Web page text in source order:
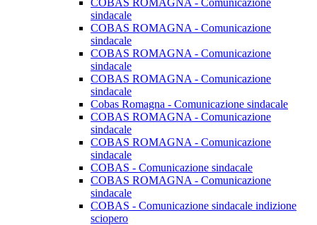
COBAS ROMAGNA - Comunicazione
sindacale
COBAS ROMAGNA - Comunicazione
sindacale
COBAS ROMAGNA - Comunicazione
sindacale
COBAS ROMAGNA - Comunicazione
sindacale
Cobas Romagna - Comunicazione sindacale
COBAS ROMAGNA - Comunicazione
sindacale
COBAS ROMAGNA - Comunicazione
sindacale
COBAS - Comunicazione sindacale
COBAS ROMAGNA - Comunicazione
sindacale
COBAS - Comunicazione sindacale indizione
sciopero